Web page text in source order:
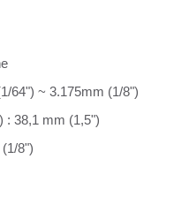
64") ~ 3.175mm (1/8")
: 38,1 mm (1,5")
8")